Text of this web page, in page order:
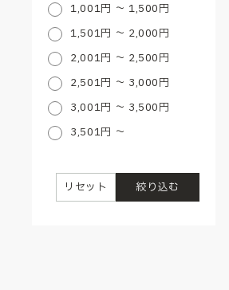
1,001円 ～ 1,500円
1,501円 ～ 2,000円
2,001円 ～ 2,500円
2,501円 ～ 3,000円
3,001円 ～ 3,500円
3,501円 ～
絞り込む
リセット